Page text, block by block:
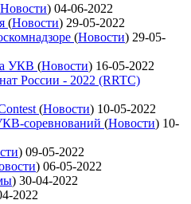
Новости) 04-06-2022
(Новости) 29-05-2022
(Новости) 29-05-
УКВ (Новости) 16-05-2022
России - 2022 (RRTC)
(Новости) 10-05-2022
соревнований (Новости) 10-
) 09-05-2022
) 06-05-2022
) 30-04-2022
2022